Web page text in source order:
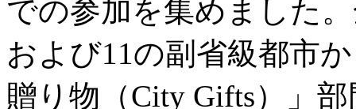
での参加を集めました
および11の副省級都市
贈り物（City Gifts）」